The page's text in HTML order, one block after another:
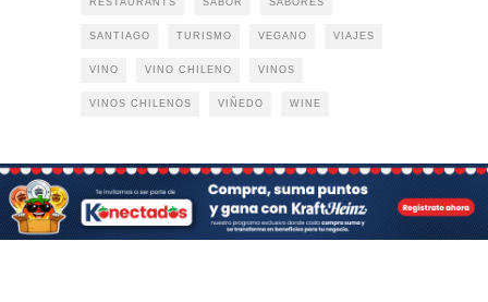
RESTAURANTS SABOR SABORES
SANTIAGO TURISMO VEGANO VIAJES
VINO VINO CHILENO VINOS
VINOS CHILENOS VIÑEDO WINE